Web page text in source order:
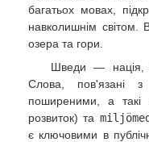
багатьох мовах,
навколишнім світом.
озера та гори.
Шведи — нація,
Слова, пов'язані
поширеними, а такі
розвиток) та
є ключовими в